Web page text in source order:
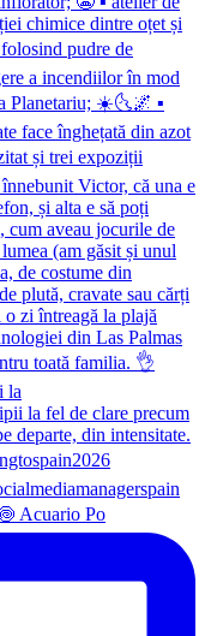
la
Acuario Po